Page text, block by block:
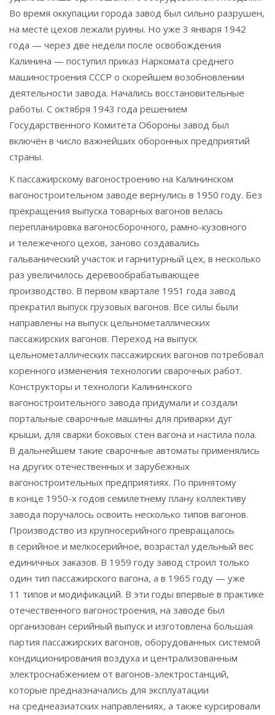
Во время оккупации города завод был сильно разрушен,
на месте цехов лежали руины. Но уже 3 января 1942
года — через две недели после освобождения
Калинина — поступил приказ Наркомата среднего
машиностроения СССР о скорейшем возобновлении
деятельности завода. Начались восстановительные
работы. С октября 1943 года решением
Государственного Комитета Обороны завод был
включён в число важнейших оборонных предприятий
страны.
К пассажирскому вагоностроению на Калининском
вагоностроительном заводе вернулись в 1950 году. Без
прекращения выпуска товарных вагонов велась
перепланировка вагоносборочного, рамно-кузовного
и тележечного цехов, заново создавались
гальванический участок и гарнитурный цех, в несколько
раз увеличилось деревообрабатывающее
производство. В первом квартале 1951 года завод
прекратил выпуск грузовых вагонов. Все силы были
направлены на выпуск цельнометаллических
пассажирских вагонов. Переход на выпуск
цельнометаллических пассажирских вагонов потребовал
коренного изменения технологии сварочных работ.
Конструкторы и технологи Калининского
вагоностроительного завода придумали и создали
портальные сварочные машины для приварки дуг
крыши, для сварки боковых стен вагона и настила пола.
В дальнейшем такие сварочные автоматы применялись
на других отечественных и зарубежных
вагоностроительных предприятиях. По принятому
в конце 1950-х годов семилетнему плану коллективу
завода поручалось освоить несколько типов вагонов.
Производство из крупносерийного превращалось
в серийное и мелкосерийное, возрастал удельный вес
единичных заказов. В 1959 году завод строил только
один тип пассажирского вагона, а в 1965 году — уже
11 типов и модификаций. В эти годы впервые в практике
отечественного вагоностроения, на заводе был
организован серийный выпуск и изготовлена большая
партия пассажирских вагонов, оборудованных системой
кондиционирования воздуха и централизованным
электроснабжением от вагонов-электростанций,
которые предназначались для эксплуатации
на среднеазиатских направлениях, а также курсировали